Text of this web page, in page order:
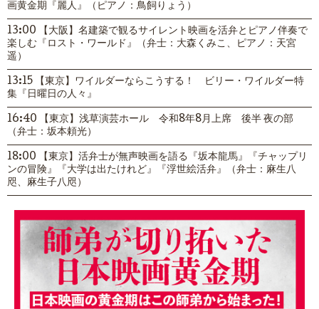
画黄金期『麗人』（ピアノ：鳥飼りょう）
13:00 【大阪】名建築で観るサイレント映画を活弁とピアノ伴奏で
楽しむ『ロスト・ワールド』（弁士：大森くみこ、ピアノ：天宮
遥）
13:15 【東京】ワイルダーならこうする！ ビリー・ワイルダー特
集『日曜日の人々』
16:40 【東京】浅草演芸ホール 令和8年8月上席 後半 夜の部
（弁士：坂本頼光）
18:00 【東京】活弁士が無声映画を語る『坂本龍馬』『チャップリ
ンの冒険』『大学は出たけれど』『浮世絵活弁』（弁士：麻生八
咫、麻生子八咫）